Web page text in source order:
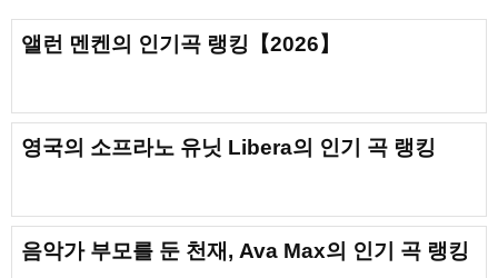
앨런 멘켄의 인기곡 랭킹【2026】
영국의 소프라노 유닛 Libera의 인기 곡 랭킹
음악가 부모를 둔 천재, Ava Max의 인기 곡 랭킹